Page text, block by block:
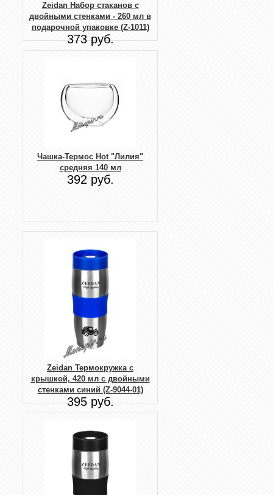
Zeidan Набор стаканов с
двойными стенками - 260 мл в
подарочной упаковке (Z-1011)
373 руб.
Чашка-Термос Hot "Лилия"
средняя 140 мл
392 руб.
Zeidan Термокружка с
крышкой, 420 мл с двойными
стенками синий (Z-9044-01)
395 руб.